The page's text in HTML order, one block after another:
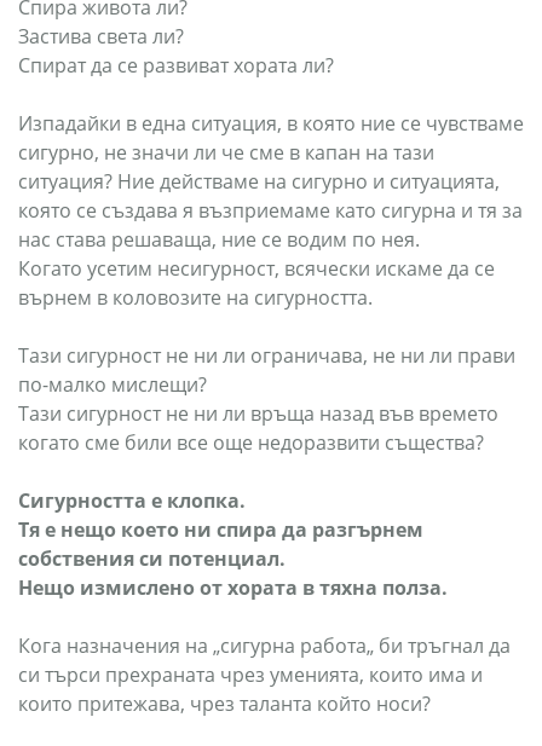
Спира живота ли?
Застива света ли?
Спират да се развиват хората ли?
Изпадайки в една ситуация, в която ние се чувстваме
сигурно, не значи ли че сме в капан на тази
ситуация? Ние действаме на сигурно и ситуацията,
която се създава я възприемаме като сигурна и тя за
нас става решаваща, ние се водим по нея.
Когато усетим несигурност, всячески искаме да се
върнем в коловозите на сигурността.
Тази сигурност не ни ли ограничава, не ни ли прави
по-малко мислещи?
Тази сигурност не ни ли връща назад във времето
когато сме били все още недоразвити същества?
Сигурността е клопка.
Тя е нещо което ни спира да разгърнем
собствения си потенциал.
Нещо измислено от хората в тяхна полза.
Кога назначения на „сигурна работа„ би тръгнал да
си търси прехраната чрез уменията, които има и
които притежава, чрез таланта който носи?